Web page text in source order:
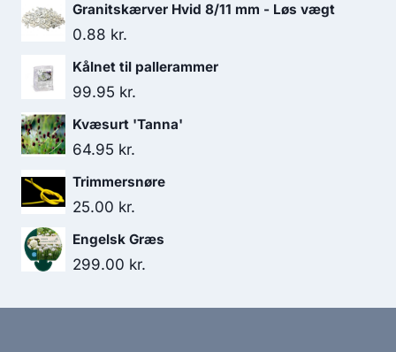
Granitskærver Hvid 8/11 mm - Løs vægt
0.88 kr.
Kålnet til pallerammer
99.95 kr.
Kvæsurt 'Tanna'
64.95 kr.
Trimmersnøre
25.00 kr.
Engelsk Græs
299.00 kr.